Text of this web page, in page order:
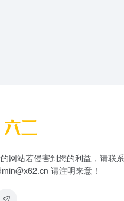
网站若侵害到您的利益，请联
请注明来意！